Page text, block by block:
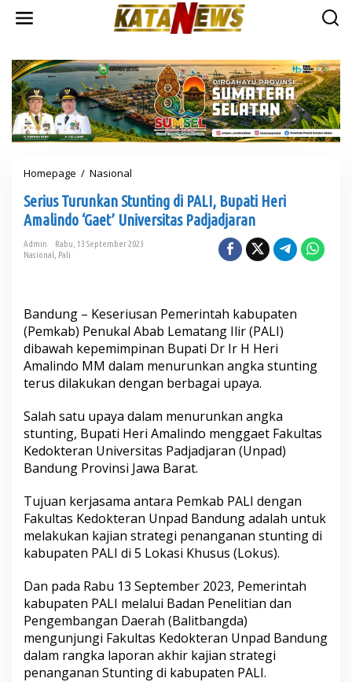
Homepage / Nasional
r
i
u
s
n
k
n
S
t
n
i
n
g
A
L
B
p
a
t
i
H
Serius Turunkan Stunting di PALI, Bupati Heri
Amalindo ‘Gaet’ Universitas Padjadjaran
Admin
Rabu, 13 September 2023
Nasional Pali
Bandung – Keseriusan Pemerintah kabupaten
(Pemkab) Penukal Abab Lematang Ilir (PALI)
dibawah kepemimpinan Bupati Dr Ir H Heri
Amalindo MM dalam menurunkan angka stunting
terus dilakukan dengan berbagai upaya.
Salah satu upaya dalam menurunkan angka
stunting, Bupati Heri Amalindo menggaet Fakultas
Kedokteran Universitas Padjadjaran (Unpad)
Bandung Provinsi Jawa Barat.
Tujuan kerjasama antara Pemkab PALI dengan
Fakultas Kedokteran Unpad Bandung adalah untuk
melakukan kajian strategi penanganan stunting di
kabupaten PALI di 5 Lokasi Khusus (Lokus).
Dan pada Rabu 13 September 2023, Pemerintah
kabupaten PALI melalui Badan Penelitian dan
Pengembangan Daerah (Balitbangda)
mengunjungi Fakultas Kedokteran Unpad Bandung
dalam rangka laporan akhir kajian strategi
penanganan Stunting di kabupaten PALI.